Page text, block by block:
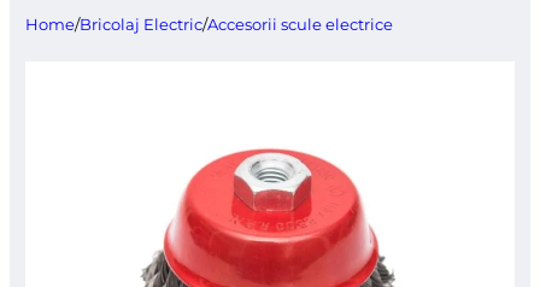
Home/Bricolaj Electric/Accesorii scule electrice